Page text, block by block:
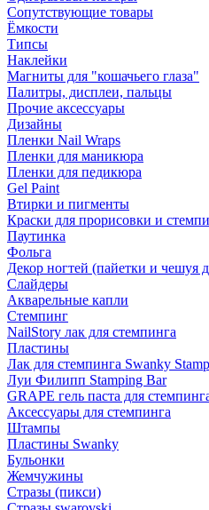
Сопутствующие товары
Ёмкости
Типсы
Наклейки
Магниты для "кошачьего глаза"
Палитры, дисплеи, пальцы
Прочие аксессуары
Дизайны
Пленки Nail Wraps
Пленки для маникюра
Пленки для педикюра
Gel Paint
Втирки и пигменты
Краски для прорисовки и
Паутинка
Фольга
Декор ногтей (пайетки и чешуя
Слайдеры
Акварельные капли
Стемпинг
NailStory лак для стемпинга
Пластины
Лак для стемпинга Swanky
Луи Филипп Stamping Bar
GRAPE гель паста для
Аксессуары для стемпинга
Штампы
Пластины Swanky
Бульонки
Жемчужины
Стразы (пикси)